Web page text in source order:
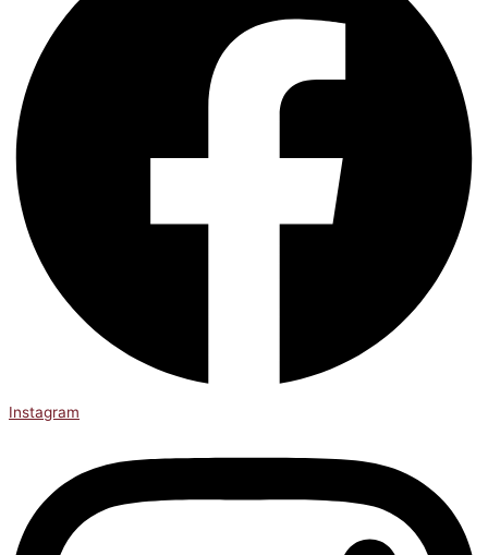
Instagram